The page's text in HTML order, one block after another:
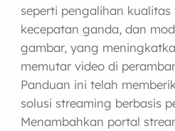
seperti pengalihan
kecepatan ganda, dan
gambar, yang
memutar video di
Panduan ini telah
solusi streaming berbasis
Menambahkan portal